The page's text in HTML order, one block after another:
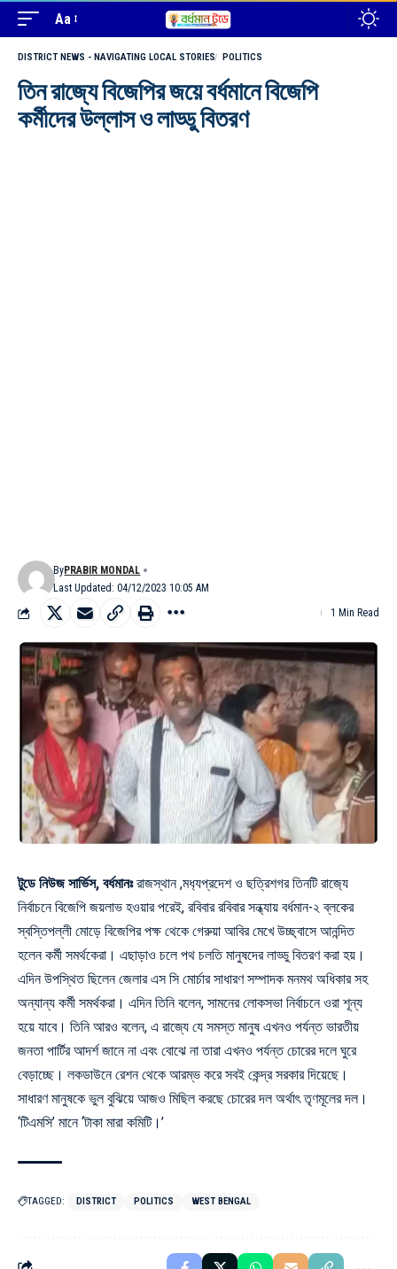
Aa
DISTRICT NEWS - NAVIGATING LOCAL STORIES POLITICS
তিন রাজ্যে বিজেপির জয়ে বর্ধমানে বিজেপি
কর্মীদের উল্লাস ও লাড্ডু বিতরণ
Last Updated: 04/12/2023 10:05 AM
ByPRABIR MONDAL
1 Min Read
টুডে নিউজ সার্ভিস, বর্ধমানঃরাজস্থান ,মধ‍্যপ্রদেশ ও ছত্রিশগর তিনটি রাজ‍্যে
নির্বাচনে বিজেপি জয়লাভ হওয়ার পরেই, রবিবার রবিবার সন্ধ্যায় বর্ধমান-২ ব্লকের
স্বস্তিপল্লী মোড়ে বিজেপির পক্ষ থেকে গেরুয়া আবির মেখে উচ্ছ্বাসে আনন্দিত
হলেন কর্মী সমর্থকেরা। এছাড়াও চলে পথ চলতি মানুষদের লাড্ডু বিতরণ করা হয়।
এদিন উপস্থিত ছিলেন জেলার এস সি মোর্চার সাধারণ সম্পাদক মনমথ অধিকার সহ
অন্যান্য কর্মী সমর্থকরা। এদিন তিনি বলেন, সামনের লোকসভা নির্বাচনে ওরা শূন্য
হয়ে যাবে। তিনি আরও বলেন, এ রাজ্যে যে সমস্ত মানুষ এখনও পর্যন্ত ভারতীয়
জনতা পার্টির আদর্শ জানে না এবং বোঝে না তারা এখনও পর্যন্ত চোরের দলে ঘুরে
বেড়াচ্ছে। লকডাউনে রেশন থেকে আরম্ভ করে সবই কেন্দ্র সরকার দিয়েছে।
সাধারণ মানুষকে ভুল বুঝিয়ে আজও মিছিল করছে চোরের দল অর্থাৎ তৃণমূলের দল।
‘টিএমসি’ মানে ‘টাকা মারা কমিটি।’
TAGGED: DISTRICT POLITICS WEST BENGAL